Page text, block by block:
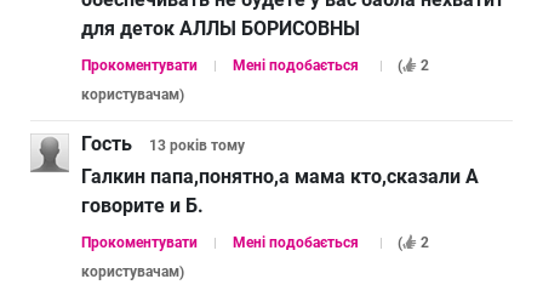
для деток АЛЛЫ БОРИСОВНЫ
Прокоментувати Мені подобається (
2
користувачам)
Гость 13 років тому
Галкин папа,понятно,а мама кто,сказали А
говорите и Б.
Прокоментувати Мені подобається (
2
користувачам)